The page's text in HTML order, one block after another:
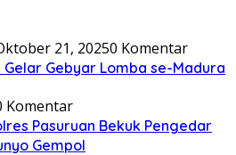
21, 20250 Komentar
Gelar Gebyar Lomba se-Madura
Komentar
Pasuruan Bekuk Pengedar
Gempol